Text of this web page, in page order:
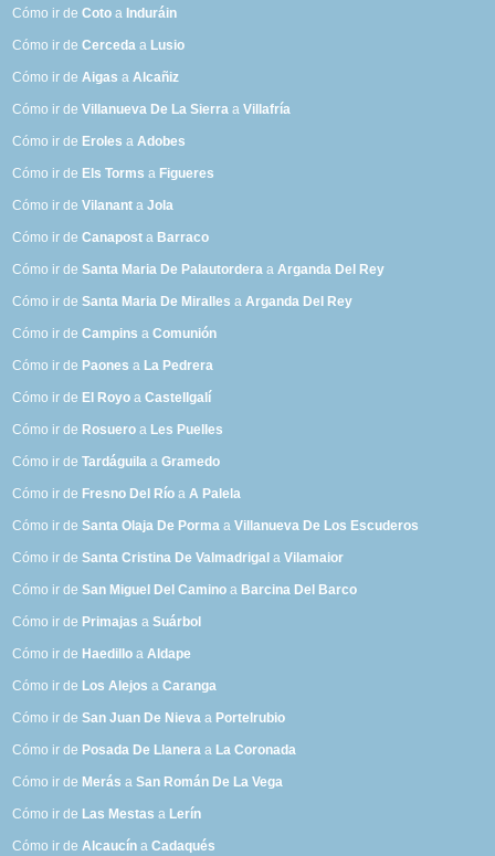
Cómo ir deCoto a Induráin
Cómo ir deCerceda a Lusio
Cómo ir deAigas aAlcañiz
Cómo ir deVillanueva De La Sierra aVillafría
Cómo ir de Eroles aAdobes
Cómo ir de Els Torms a Figueres
Cómo ir deVilanant aJola
Cómo ir deCanapost a Barraco
Cómo ir deSanta Maria De Palautordera aArganda Del Rey
Cómo ir deSanta Maria De Miralles aArganda Del Rey
Cómo ir deCampins aComunión
Cómo ir de Paones a La Pedrera
Cómo ir de El Royo aCastellgalí
Cómo ir de Rosuero a Les Puelles
Cómo ir deTardáguila aGramedo
Cómo ir de Fresno Del Río aA Palela
Cómo ir deSanta Olaja De Porma aVillanueva De Los Escuderos
Cómo ir deSanta Cristina De Valmadrigal aVilamaior
Cómo ir deSan Miguel Del Camino a Barcina Del Barco
Cómo ir de Primajas aSuárbol
Cómo ir de Haedillo aAldape
Cómo ir de Los Alejos aCaranga
Cómo ir deSan Juan De Nieva a Portelrubio
Cómo ir de Posada De Llanera a La Coronada
Cómo ir de Merás aSan Román De La Vega
Cómo ir de Las Mestas a Lerín
Cómo ir deAlcaucín aCadaqués